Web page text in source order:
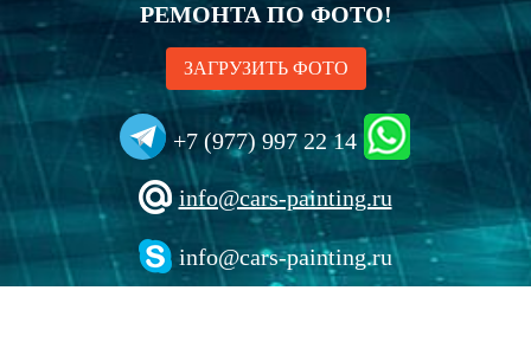
РЕМОНТА ПО ФОТО!
ЗАГРУЗИТЬ ФОТО
+7 (977) 997 22 14
info@cars-painting.ru
info@cars-painting.ru